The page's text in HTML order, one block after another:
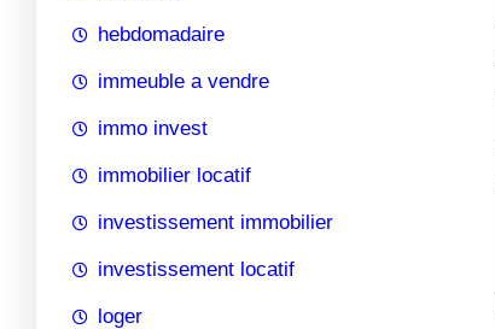
hebdomadaire
immeuble a vendre
immo invest
immobilier locatif
investissement immobilier
investissement locatif
loger